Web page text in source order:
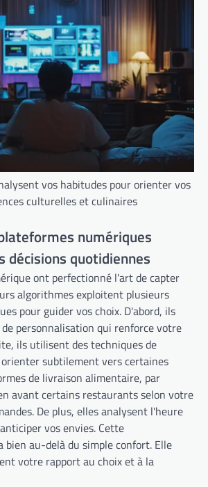
vos habitudes pour orienter vos
culturelles et culinaires
numériques
décisions quotidiennes
ont perfectionné l'art de capter
algorithmes exploitent plusieurs
pour guider vos choix. D'abord, ils
personnalisation qui renforce votre
ils utilisent des techniques de
subtilement vers certaines
de livraison alimentaire, par
avant certains restaurants selon votre
De plus, elles analysent l'heure
vos envies. Cette
bien au-delà du simple confort. Elle
votre rapport au choix et à la